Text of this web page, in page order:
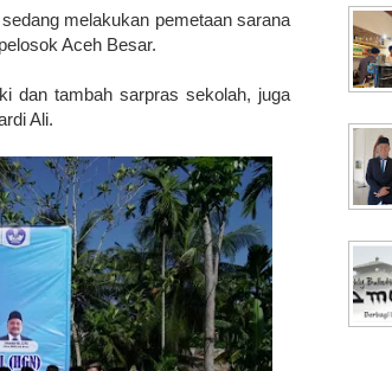
melakukan pemetaan sarana
Aceh Besar.
dan tambah sarpras sekolah, juga
Ali.